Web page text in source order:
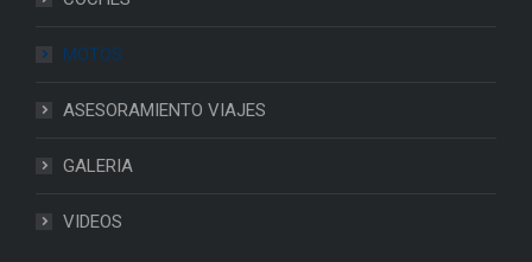
MOTOS
ASESORAMIENTO VIAJES
GALERIA
VIDEOS